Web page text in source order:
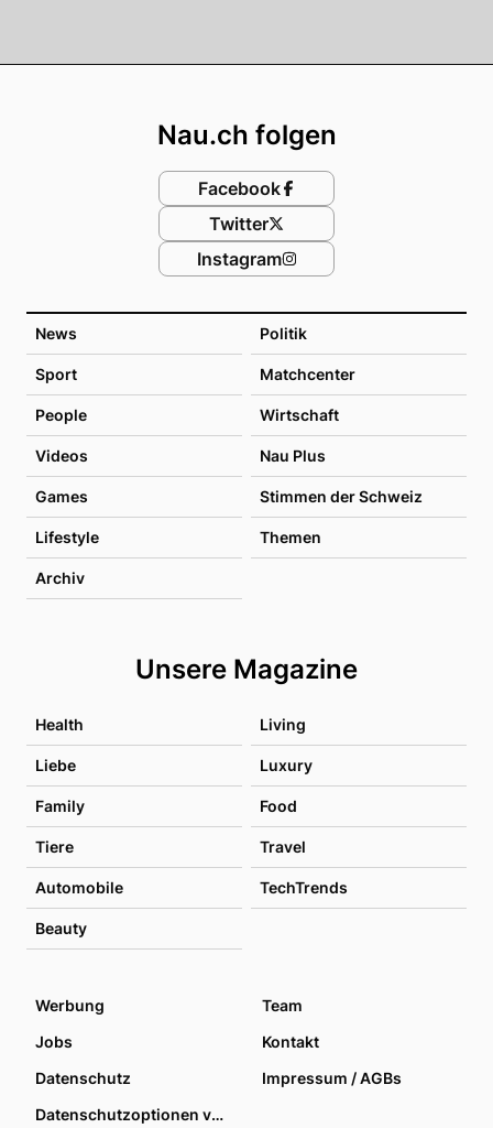
News Politik
Sport Matchcenter
People Wirtschaft
Videos Nau Plus
Games Stimmen der Schweiz
Lifestyle Themen
Archiv
Unsere Magazine
Health Living
Liebe Luxury
Family Food
Tiere Travel
Automobile TechTrends
Beauty
Nau.ch folgen
Facebook
Twitter
Instagram
Werbung
Team
Jobs
Kontakt
Datenschutz
Impressum / AGBs
Datenschutzoptionen verwalten